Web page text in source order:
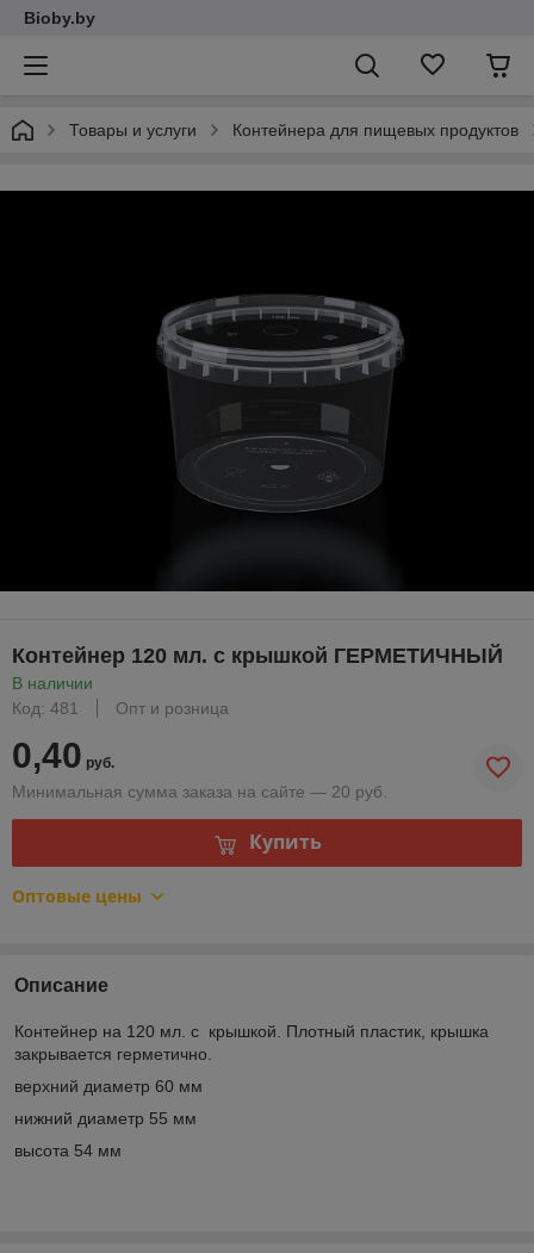
Bioby.by
Товары и услуги Контейнера для пищевых продуктов
Контейнер 120 мл. с крышкой ГЕРМЕТИЧНЫЙ
В наличии
Код: 481
Опт и розница
0,40 руб.
Минимальная сумма заказа на сайте — 20 руб.
Купить
Оптовые цены
Описание
Контейнер на 120 мл. с крышкой. Плотный пластик, крышка
закрывается герметично.
верхний диаметр 60 мм
нижний диаметр 55 мм
высота 54 мм